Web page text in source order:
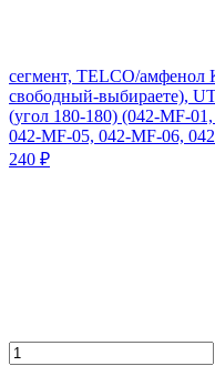
сегмент, TELCO/амфенол
свободный-выбираете),
(угол 180-180) (042-MF-
042-MF-05, 042-MF-06,
240 ₽